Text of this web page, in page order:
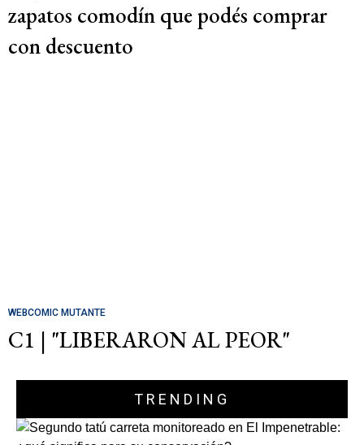
zapatos comodín que podés comprar
con descuento
WEBCOMIC MUTANTE
C1 | "LIBERARON AL PEOR"
TRENDING